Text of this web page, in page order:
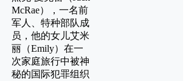
McRae），一名前
军人、特种部队成
员，他的女儿艾米
丽（Emily）在一
次家庭旅行中被神
秘的国际犯罪组织